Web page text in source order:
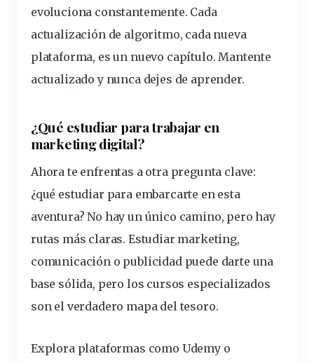
evoluciona constantemente. Cada
actualización de algoritmo, cada nueva
plataforma, es un nuevo capítulo. Mantente
actualizado y nunca dejes de aprender.
¿Qué estudiar para trabajar en
marketing digital?
Ahora te enfrentas a otra pregunta clave:
¿qué estudiar para embarcarte en esta
aventura? No hay un único camino, pero hay
rutas más claras. Estudiar marketing,
comunicación o publicidad puede darte una
base sólida, pero los cursos especializados
son el verdadero mapa del tesoro.
Explora plataformas como Udemy o